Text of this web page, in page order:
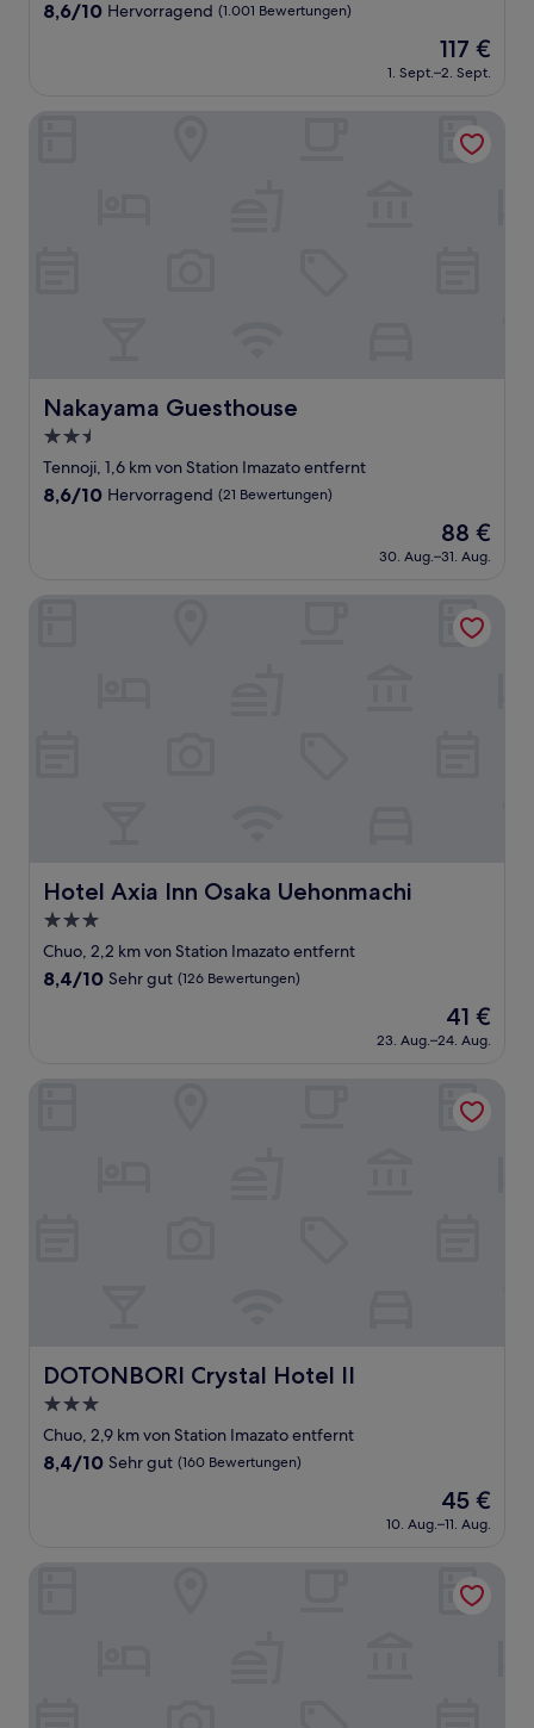
8.6
Bewertungen)
8,6/10 Hervorragend (1.001 Bewertungen)
Der
Preis
beträgt
117 €
1. Sept.–2. Sept.
Nakayama Guesthouse
Nakayama Guesthouse
2.5-
Sterne-
Unterkunft
Tennoji, 1,6 km von Station Imazato entfernt
8.6
Bewertungen)
8,6/10 Hervorragend (21 Bewertungen)
Der
Preis
beträgt
88 €
30. Aug.–31. Aug.
Hotel Axia Inn Osaka Uehonmachi
Hotel Axia Inn Osaka Uehonmachi
3.0-
Sterne-
Unterkunft
Chuo, 2,2 km von Station Imazato entfernt
8.4
(126
8,4/10 Sehr gut (126 Bewertungen)
Der
Preis
beträgt
41 €
23. Aug.–24. Aug.
DOTONBORI Crystal Hotel II
DOTONBORI Crystal Hotel II
3.0-
Sterne-
Unterkunft
Chuo, 2,9 km von Station Imazato entfernt
8.4
(160
8,4/10 Sehr gut (160 Bewertungen)
Der
Preis
beträgt
45 €
10. Aug.–11. Aug.